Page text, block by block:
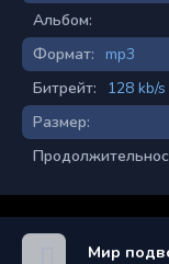
Альбом:
Формат:
mp3
Битрейт:
128 kb/s
Размер:
Мир